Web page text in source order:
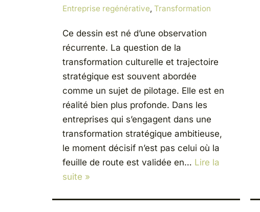
Entreprise regénérative, Transformation
Ce dessin est né d’une observation
récurrente. La question de la
transformation culturelle et trajectoire
stratégique est souvent abordée
comme un sujet de pilotage. Elle est en
réalité bien plus profonde. Dans les
entreprises qui s’engagent dans une
transformation stratégique ambitieuse,
le moment décisif n’est pas celui où la
feuille de route est validée en… Lire la
suite »